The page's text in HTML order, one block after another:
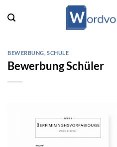
Inhalt
BEWERBUNG ,SCHULE
Bewerbung Schüler